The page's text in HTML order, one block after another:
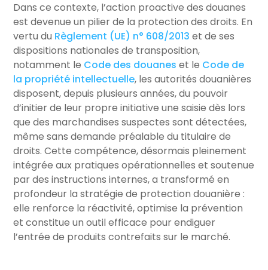
Dans ce contexte, l’action proactive des douanes
est devenue un pilier de la protection des droits. En
vertu du Règlement (UE) n° 608/2013 et de ses
dispositions nationales de transposition,
notamment le Code des douanes et le Code de
la propriété intellectuelle, les autorités douanières
disposent, depuis plusieurs années, du pouvoir
d’initier de leur propre initiative une saisie dès lors
que des marchandises suspectes sont détectées,
même sans demande préalable du titulaire de
droits. Cette compétence, désormais pleinement
intégrée aux pratiques opérationnelles et soutenue
par des instructions internes, a transformé en
profondeur la stratégie de protection douanière :
elle renforce la réactivité, optimise la prévention
et constitue un outil efficace pour endiguer
l’entrée de produits contrefaits sur le marché.